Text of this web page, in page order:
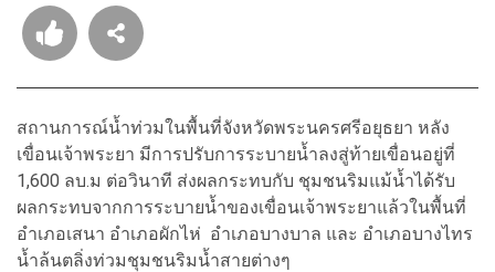
สถานการณ์น้ำท่วมในพื้นที่จังหวัดพระนครศรีอยุธยา หลัง
เขื่อนเจ้าพระยา มีการปรับการระบายน้ำลงสู่ท้ายเขื่อนอยู่ที่
1,600 ลบ.ม ต่อวินาที ส่งผลกระทบกับ ชุมชนริมแม้น้ำได้รับ
ผลกระทบจากการระบายน้ำของเขื่อนเจ้าพระยาแล้วในพื้นที่
อำเภอเสนา อำเภอผักไห่ อำเภอบางบาล และ อำเภอบางไทร
น้ำล้นตลิ่งท่วมชุมชนริมน้ำสายต่างๆ